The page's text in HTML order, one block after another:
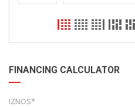
FINANCING CALCULATOR
IZNOS*